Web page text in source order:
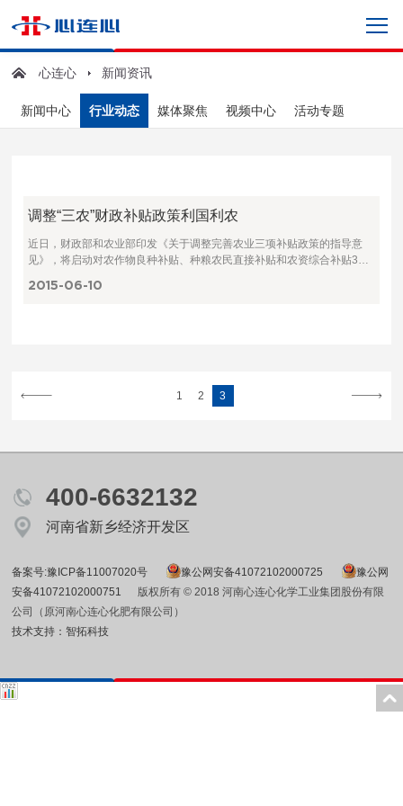
心连心 新闻资讯
新闻中心 行业动态 媒体聚焦 视频中心 活动专题
调整“三农”财政补贴政策利国利农
近日，财政部和农业部印发《关于调整完善农业三项补贴政策的指导意
见》，将启动对农作物良种补贴、种粮农民直接补贴和农资综合补贴3项
庭农场、农 10
2015-06
1 2 3
400-6632132
河南省新乡经济开发区
备案号:豫ICP备11007020号 豫公网安备41072102000725
豫公网
安备41072102000751
版权所有 © 2018 河南心连心化学工业集团股份有限
公司（原河南心连心化肥有限公司）
技术支持：智拓科技